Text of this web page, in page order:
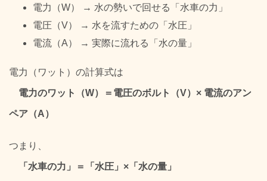
電力（W） → 水の勢いで回せる「水車の力」
電圧（V） → 水を流すための「水圧」
電流（A） → 実際に流れる「水の量」
電力（ワット）の計算式は
電力のワット（W）＝電圧のボルト（V）× 電流のアン
ペア（A）
つまり、
「水車の力」＝「水圧」×「水の量」